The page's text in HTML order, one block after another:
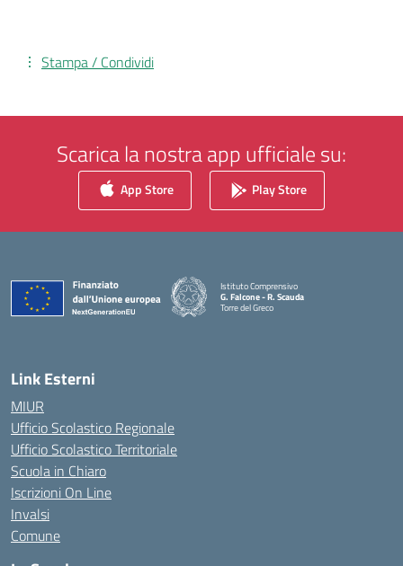
Stampa / Condividi
Scarica la nostra app ufficiale su:
App Store Play Store
Istituto Comprensivo
G. Falcone - R. Scauda
Torre del Greco
Link Esterni
MIUR
Ufficio Scolastico Regionale
Ufficio Scolastico Territoriale
Scuola in Chiaro
Iscrizioni On Line
Invalsi
Comune